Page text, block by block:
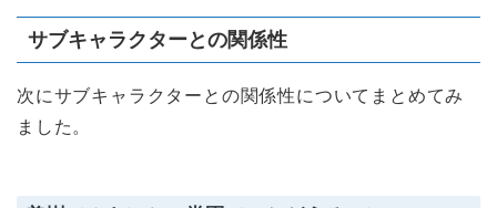
サブキャラクターとの関係性
次にサブキャラクターとの関係性についてまとめてみ
ました。